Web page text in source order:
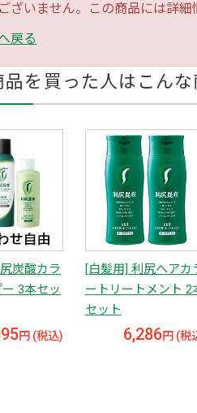
ざいません。この商品には詳細
戻る
品を買った人はこん
炭酸カラ
3本セッ
円 (税込)
[白髪用] 利尻ヘアカ
ートリートメント 2
セット
6,286円 (税